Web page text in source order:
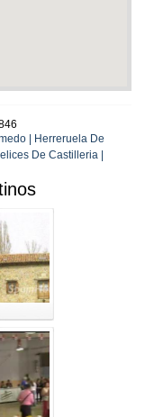
| Herreruela De
De Castilleria |